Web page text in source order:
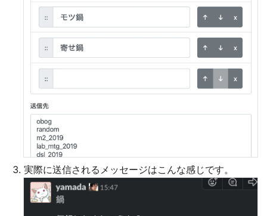
実際に送信されるメッセージはこんな感じです。